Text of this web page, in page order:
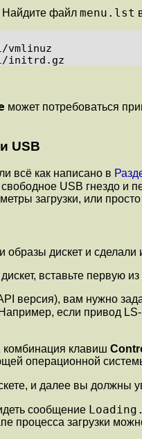
Найдите файл menu.lst
vmlinuz
может потребоваться
USB
всё как написано в
USB гнездо
загрузки, или
дискет и сделали
вставьте первую
версия), вам нужно
если привод
клавиш
операционной
и далее вы должны
сообщение
процесса загрузки